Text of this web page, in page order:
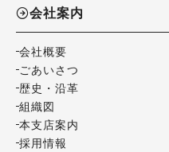
会社案内
会社概要
ごあいさつ
歴史・沿革
組織図
本支店案内
採用情報